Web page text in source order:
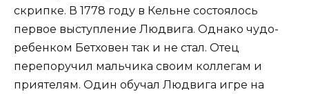
скрипке. В 1778 году в Кельне состоялось
первое выступление Людвига. Однако чудо-
ребенком Бетховен так и не стал. Отец
перепоручил мальчика своим коллегам и
приятелям. Один обучал Людвига игре на